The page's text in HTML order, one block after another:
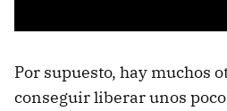
Por supuesto, hay muchos
conseguir liberar unos